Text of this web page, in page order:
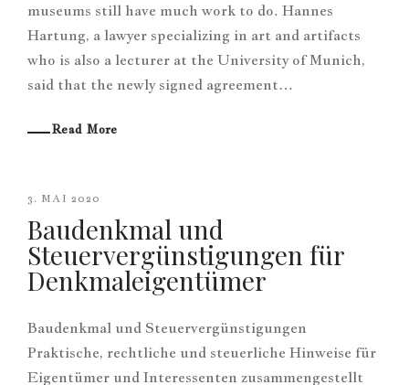
museums still have much work to do. Hannes
Hartung, a lawyer specializing in art and artifacts
who is also a lecturer at the University of Munich,
said that the newly signed agreement…
Read More
3. MAI 2020
Baudenkmal und
Steuervergünstigungen für
Denkmaleigentümer
Baudenkmal und Steuervergünstigungen
Praktische, rechtliche und steuerliche Hinweise für
Eigentümer und Interessenten zusammengestellt